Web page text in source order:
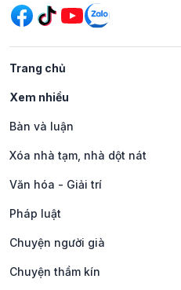
Trang chủ
Xem nhiều
Bàn và luận
Xóa nhà tạm, nhà dột nát
Văn hóa - Giải trí
Pháp luật
Chuyện người già
Chuyện thầm kín